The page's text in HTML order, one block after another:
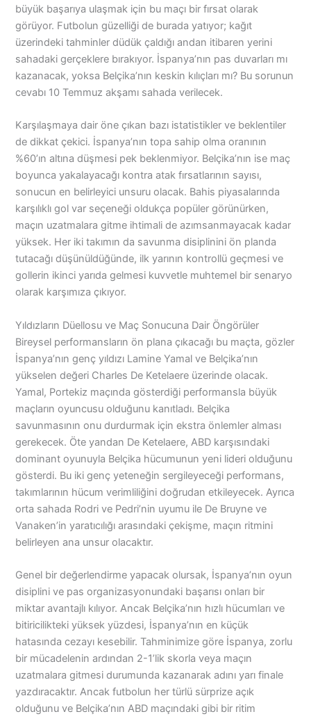
büyük başarıya ulaşmak için bu maçı bir fırsat olarak
görüyor. Futbolun güzelliği de burada yatıyor; kağıt
üzerindeki tahminler düdük çaldığı andan itibaren yerini
sahadaki gerçeklere bırakıyor. İspanya’nın pas duvarları mı
kazanacak, yoksa Belçika’nın keskin kılıçları mı? Bu sorunun
cevabı 10 Temmuz akşamı sahada verilecek.
Karşılaşmaya dair öne çıkan bazı istatistikler ve beklentiler
de dikkat çekici. İspanya’nın topa sahip olma oranının
%60’ın altına düşmesi pek beklenmiyor. Belçika’nın ise maç
boyunca yakalayacağı kontra atak fırsatlarının sayısı,
sonucun en belirleyici unsuru olacak. Bahis piyasalarında
karşılıklı gol var seçeneği oldukça popüler görünürken,
maçın uzatmalara gitme ihtimali de azımsanmayacak kadar
yüksek. Her iki takımın da savunma disiplinini ön planda
tutacağı düşünüldüğünde, ilk yarının kontrollü geçmesi ve
gollerin ikinci yarıda gelmesi kuvvetle muhtemel bir senaryo
olarak karşımıza çıkıyor.
Yıldızların Düellosu ve Maç Sonucuna Dair Öngörüler
Bireysel performansların ön plana çıkacağı bu maçta, gözler
İspanya’nın genç yıldızı Lamine Yamal ve Belçika’nın
yükselen değeri Charles De Ketelaere üzerinde olacak.
Yamal, Portekiz maçında gösterdiği performansla büyük
maçların oyuncusu olduğunu kanıtladı. Belçika
savunmasının onu durdurmak için ekstra önlemler alması
gerekecek. Öte yandan De Ketelaere, ABD karşısındaki
dominant oyunuyla Belçika hücumunun yeni lideri olduğunu
gösterdi. Bu iki genç yeteneğin sergileyeceği performans,
takımlarının hücum verimliliğini doğrudan etkileyecek. Ayrıca
orta sahada Rodri ve Pedri’nin uyumu ile De Bruyne ve
Vanaken’in yaratıcılığı arasındaki çekişme, maçın ritmini
belirleyen ana unsur olacaktır.
Genel bir değerlendirme yapacak olursak, İspanya’nın oyun
disiplini ve pas organizasyonundaki başarısı onları bir
miktar avantajlı kılıyor. Ancak Belçika’nın hızlı hücumları ve
bitiricilikteki yüksek yüzdesi, İspanya’nın en küçük
hatasında cezayı kesebilir. Tahminimize göre İspanya, zorlu
bir mücadelenin ardından 2-1’lik skorla veya maçın
uzatmalara gitmesi durumunda kazanarak adını yarı finale
yazdıracaktır. Ancak futbolun her türlü sürprize açık
olduğunu ve Belçika’nın ABD maçındaki gibi bir ritim